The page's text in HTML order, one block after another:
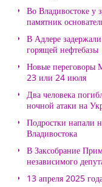
Во Владивостоке у
памятник
В Адлере
горящей нефтебазы
Новые переговоры
23 или 24 июля
Два человека
ночной атаки на
Подростки напали
Владивостока
В Заксобрание
независимого
13 апреля 2025